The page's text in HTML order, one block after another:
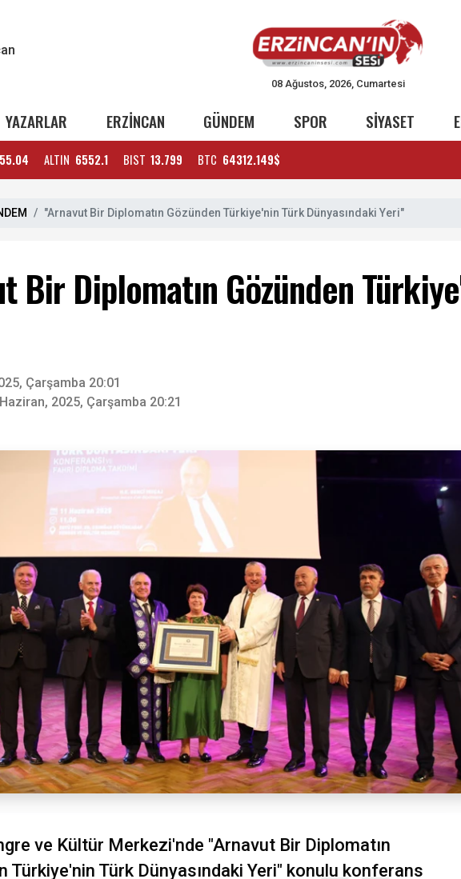
08 Ağustos, 2026, Cumartesi
YAZARLAR ERZİNCAN GÜNDEM SPOR SİYASET
55.04 ALTIN 6552.1 BIST 13.799 BTC 64312.149$
"Arnavut Bir Diplomatın Gözünden Türkiye'nin Türk Dünyasındaki Yeri"
Bir Diplomatın Gözünden
Çarşamba 20:01
2025, Çarşamba 20:21
ve Kültür Merkezi'nde "Arnavut Bir Diplomatın
Türkiye'nin Türk Dünyasındaki Yeri" konulu konferans